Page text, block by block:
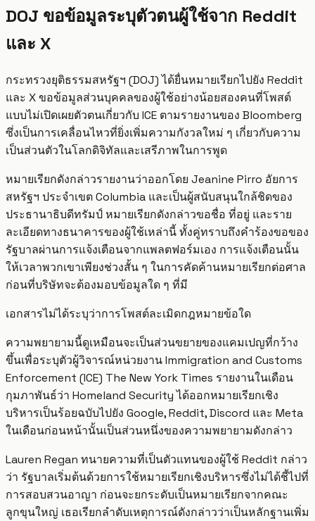
DOJ ขอข้อมูลระบุตัวตนผู้ใช้จาก Reddit
และ X
กระทรวงยุติธรรมสหรัฐฯ (DOJ) ได้ยื่นหมายเรียกไปยัง Reddit
และ X ขอข้อมูลส่วนบุคคลของผู้ใช้อย่างน้อยสองคนที่โพสต์
แบบไม่เปิดเผยตัวตนเกี่ยวกับ ICE ตามรายงานของ Bloomberg
ซึ่งเป็นการเคลื่อนไหวที่ยิ่งเพิ่มความกังวลใหม่ ๆ เกี่ยวกับความ
เป็นส่วนตัวในโลกดิจิทัลและเสรีภาพในการพูด
หมายเรียกดังกล่าวรายงานว่าออกโดย Jeanine Pirro อัยการ
สหรัฐฯ ประจำเขต Columbia และเป็นผู้สนับสนุนใกล้ชิดของ
ประธานาธิบดีทรัมป์ หมายเรียกดังกล่าวขอชื่อ ที่อยู่ และราย
ละเอียดทางธนาคารของผู้ใช้เหล่านี้ ทั้งคู่ทราบถึงคำร้องขอของ
รัฐบาลผ่านการแจ้งเตือนจากแพลตฟอร์มเอง การแจ้งเตือนนั้น
ให้เวลาพวกเขาเพียงช่วงสั้น ๆ ในการคัดค้านหมายเรียกต่อศาล
ก่อนที่บริษัทจะต้องมอบข้อมูลใด ๆ ที่มี
เอกสารไม่ได้ระบุว่าการโพสต์ละเมิดกฎหมายข้อใด
ความพยายามนี้ดูเหมือนจะเป็นส่วนขยายของแคมเปญที่กว้าง
ขึ้นเพื่อระบุตัวผู้วิจารณ์หน่วยงาน Immigration and Customs
Enforcement (ICE) The New York Times รายงานในเดือน
กุมภาพันธ์ว่า Homeland Security ได้ออกหมายเรียกเชิง
บริหารเป็นร้อยฉบับไปยัง Google, Reddit, Discord และ Meta
ในเดือนก่อนหน้านั้นเป็นส่วนหนึ่งของความพยายามดังกล่าว
Lauren Regan ทนายความที่เป็นตัวแทนของผู้ใช้ Reddit กล่าว
ว่า รัฐบาลเริ่มต้นด้วยการใช้หมายเรียกเชิงบริหารซึ่งไม่ได้ชี้ไปที่
การสอบสวนอาญา ก่อนจะยกระดับเป็นหมายเรียกจากคณะ
ลูกขุนใหญ่ เธอเรียกลำดับเหตุการณ์ดังกล่าวว่าเป็นหลักฐานเพิ่ม